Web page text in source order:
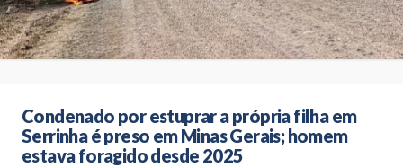
Condenado por estuprar a própria filha em
Serrinha é preso em Minas Gerais; homem
estava foragido desde 2025